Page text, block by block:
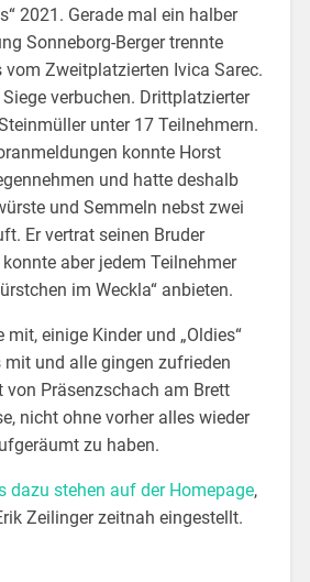
2021. Gerade mal ein halber
Sonneborg-Berger trennte
vom Zweitplatzierten Ivica Sarec.
verbuchen. Drittplatzierter
unter 17 Teilnehmern.
konnte Horst
und hatte deshalb
und Semmeln nebst zwei
Er vertrat seinen Bruder
aber jedem Teilnehmer
im Weckla“ anbieten.
mit, einige Kinder und „Oldies“
und alle gingen zufrieden
Präsenzschach am Brett
nicht ohne vorher alles wieder
zu haben.
dazu stehen auf der Homepage,
Zeilinger zeitnah eingestellt.